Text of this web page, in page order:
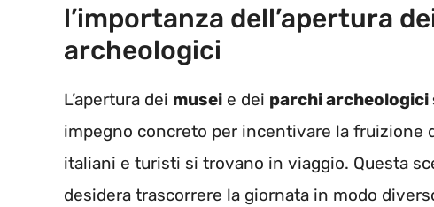
l’importanza dell’apertura
archeologici
L’apertura dei musei e dei parchi
impegno concreto per incentivare la fruizione
italiani e turisti si trovano in viaggio. Questa
desidera trascorrere la giornata in modo